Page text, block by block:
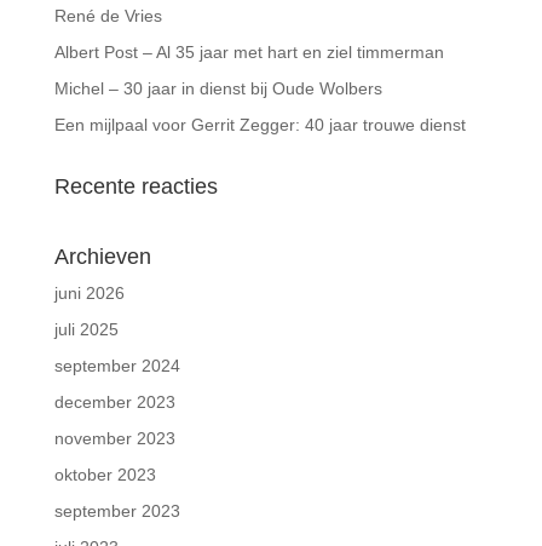
René de Vries
Albert Post – Al 35 jaar met hart en ziel timmerman
Michel – 30 jaar in dienst bij Oude Wolbers
Een mijlpaal voor Gerrit Zegger: 40 jaar trouwe dienst
Recente reacties
Archieven
juni 2026
juli 2025
september 2024
december 2023
november 2023
oktober 2023
september 2023